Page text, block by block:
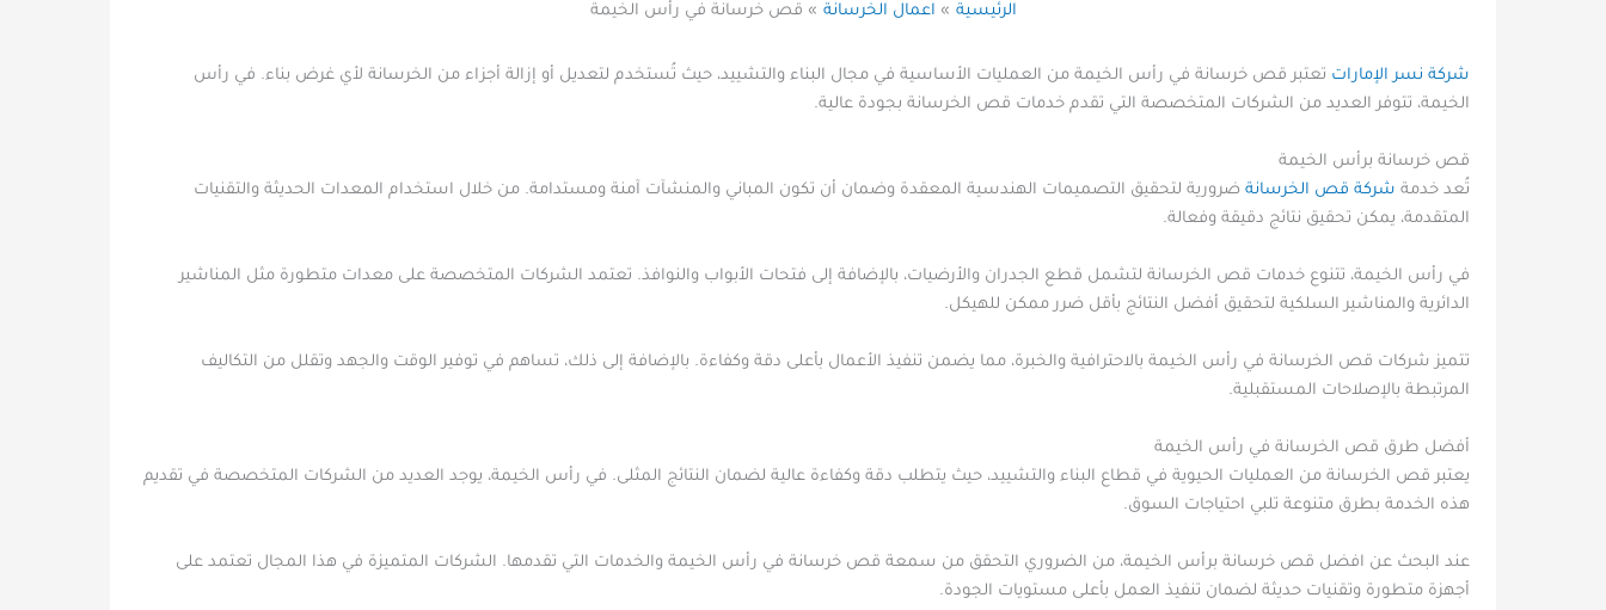
الرئيسية اعمال الخرسانة قص خرسانة في رأس الخيمة
شركة نسر الإمارات تعتبر قص خرسانة في رأس الخيمة من العمليات الأساسية في مجال البناء والتشييد، حيث تُستخدم لتعديل أو إزالة أجزاء من الخرسانة لأي غرض بناء. في رأس
الخيمة، تتوفر العديد من الشركات المتخصصة التي تقدم خدمات قص الخرسانة بجودة عالية.
قص خرسانة برأس الخيمة
تُعد خدمة شركة قص الخرسانة ضرورية لتحقيق التصميمات الهندسية المعقدة وضمان أن تكون المباني والمنشآت آمنة ومستدامة. من خلال استخدام المعدات الحديثة والتقنيات
المتقدمة، يمكن تحقيق نتائج دقيقة وفعالة.
في رأس الخيمة، تتنوع خدمات قص الخرسانة لتشمل قطع الجدران والأرضيات، بالإضافة إلى فتحات الأبواب والنوافذ. تعتمد الشركات المتخصصة على معدات متطورة مثل المناشير
الدائرية والمناشير السلكية لتحقيق أفضل النتائج بأقل ضرر ممكن للهيكل.
تتميز شركات قص الخرسانة في رأس الخيمة بالاحترافية والخبرة، مما يضمن تنفيذ الأعمال بأعلى دقة وكفاءة. بالإضافة إلى ذلك، تساهم في توفير الوقت والجهد وتقلل من التكاليف
المرتبطة بالإصلاحات المستقبلية.
أفضل طرق قص الخرسانة في رأس الخيمة
يعتبر قص الخرسانة من العمليات الحيوية في قطاع البناء والتشييد، حيث يتطلب دقة وكفاءة عالية لضمان النتائج المثلى. في رأس الخيمة، يوجد العديد من الشركات المتخصصة في تقديم
هذه الخدمة بطرق متنوعة تلبي احتياجات السوق.
عند البحث عن افضل قص خرسانة برأس الخيمة، من الضروري التحقق من سمعة قص خرسانة في رأس الخيمة والخدمات التي تقدمها. الشركات المتميزة في هذا المجال تعتمد على
أجهزة متطورة وتقنيات حديثة لضمان تنفيذ العمل بأعلى مستويات الجودة.